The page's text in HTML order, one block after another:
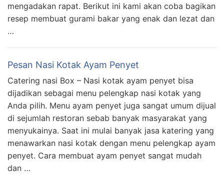
mengadakan rapat. Berikut ini kami akan coba bagikan
resep membuat gurami bakar yang enak dan lezat dan
…
Pesan Nasi Kotak Ayam Penyet
Catering nasi Box – Nasi kotak ayam penyet bisa
dijadikan sebagai menu pelengkap nasi kotak yang
Anda pilih. Menu ayam penyet juga sangat umum dijual
di sejumlah restoran sebab banyak masyarakat yang
menyukainya. Saat ini mulai banyak jasa katering yang
menawarkan nasi kotak dengan menu pelengkap ayam
penyet. Cara membuat ayam penyet sangat mudah
dan …